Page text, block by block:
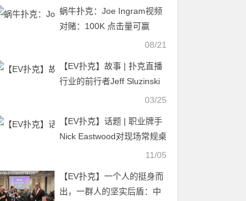
蜗牛扑克：Joe Ingram视频
对赌：100K 点击量可赢
08/21
【EV扑克】故事 | 扑克直播
行业的前行者Jeff Sluzinski
03/25
【EV扑克】话题 | 职业牌手
Nick Eastwood对现场常规桌
11/05
【EV扑克】一个人的挺身而
出，一群人的坚实后盾：中